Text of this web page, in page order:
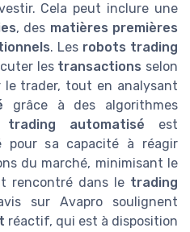
Cela peut inclure une
, des matières premières
. Les robots trading
les transactions selon
le trader, tout en analysant
grâce à des algorithmes
trading automatisé est
pour sa capacité à réagir
du marché, minimisant le
rencontré dans le trading
sur Avapro soulignent
réactif, qui est à disposition